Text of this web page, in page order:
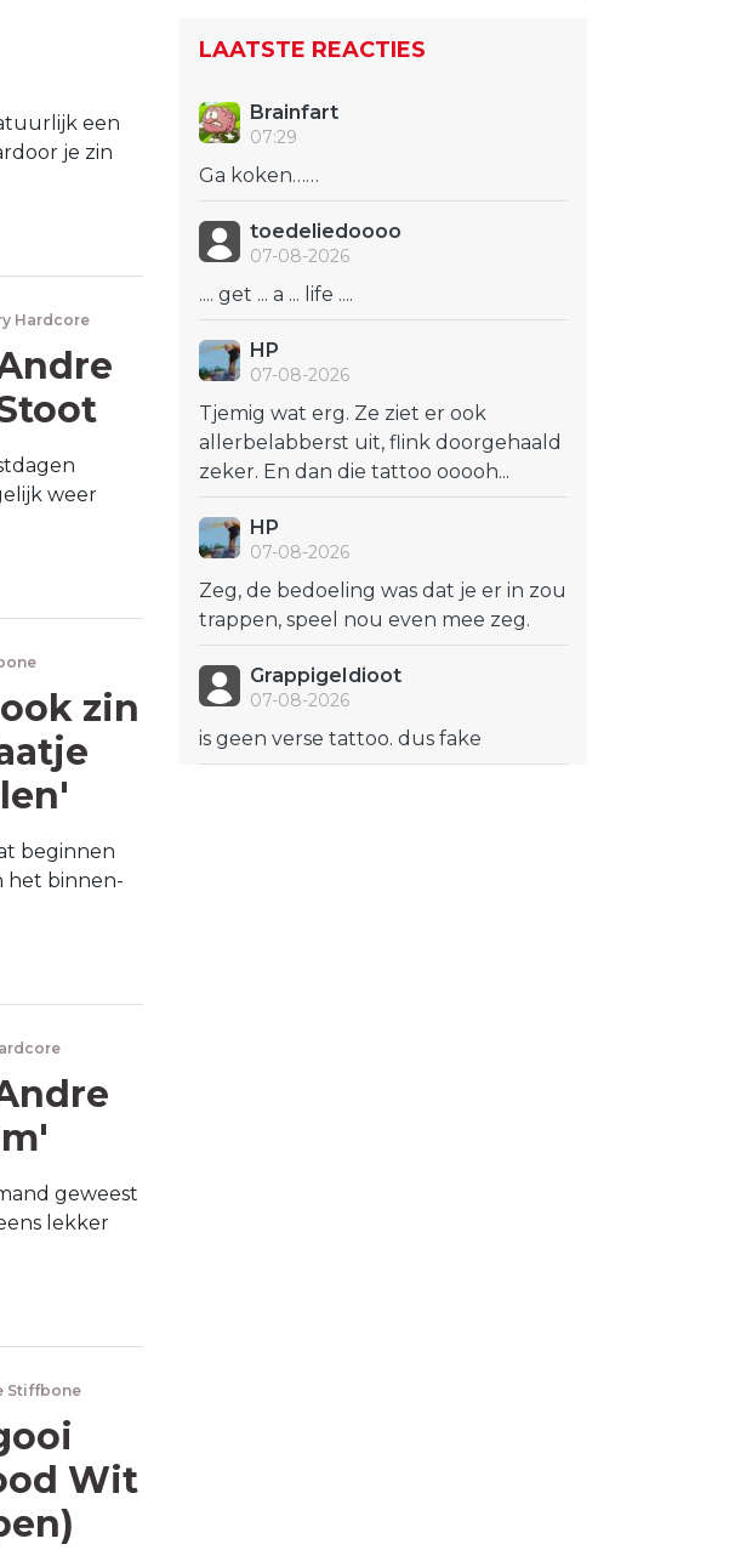
een
je zin
Hardcore
weer
zin
beginnen
het binnen-
geweest
lekker
Stiffbone
Wit
LAATSTE REACTIES
Brainfart
07:29
Ga koken……
toedeliedoooo
07-08-2026
.... get ... a ... life ....
HP
07-08-2026
Tjemig wat erg. Ze ziet er ook
allerbelabberst uit, flink doorgehaald
zeker. En dan die tattoo ooooh...
HP
07-08-2026
Zeg, de bedoeling was dat je er in zou
trappen, speel nou even mee zeg.
GrappigeIdioot
07-08-2026
is geen verse tattoo. dus fake